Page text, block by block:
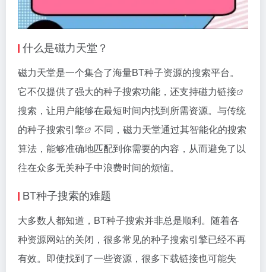
什么是磁力天堂？
磁力天堂是一个集合了海量BT种子资源的搜索平台。
它不仅提供了强大的种子搜索功能，还支持磁力链接
搜索，让用户能够在最短时间内找到所需资源。与传统
的种子搜索引擎
不同，磁力天堂通过其智能化的搜索
算法，能够准确地匹配到你需要的内容，从而避免了以
往在众多无关种子中浪费时间的烦恼。
BT种子搜索的难题
大多数人都知道，BT种子搜索并非总是顺利。随着各
种资源网站的关闭，很多常见的种子搜索引擎已经不再
有效。即使找到了一些资源，很多下载链接也可能失